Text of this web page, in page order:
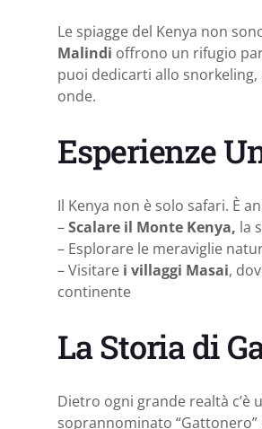
Le spiagge del Kenya non
Malindi offrono un rifugio
puoi dedicarti allo
onde.
Esperienze
Il Kenya non è solo safari. È
–Scalare il Monte Kenya, la
– Esplorare le meraviglie
– Visitare i villaggi Masai,
continente
La Storia di
Dietro ogni grande realtà c’è
soprannominato “Gattonero”